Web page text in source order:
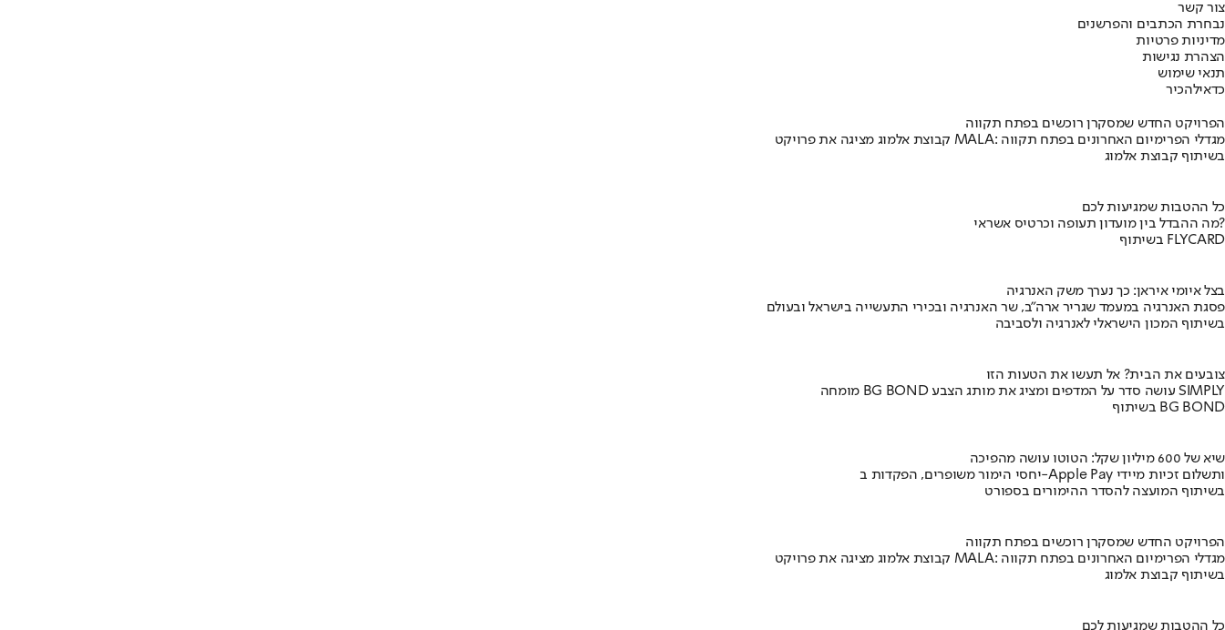
צור קשר
נבחרת הכתבים והפרשנים
מדיניות פרטיות
הצהרת נגישות
תנאי שימוש
כדאילהכיר
הפרויקט החדש שמסקרן רוכשים בפתח תקווה
קבוצת אלמוג מציגה את פרויקט MALA: מגדלי הפרימיום האחרונים בפתח תקווה
בשיתוף קבוצת אלמוג
כל ההטבות שמגיעות לכם
מה ההבדל בין מועדון תעופה וכרטיס אשראי?
בשיתוף FLYCARD
בצל איומי איראן: כך נערך משק האנרגיה
פסגת האנרגיה במעמד שגריר ארה"ב, שר האנרגיה ובכירי התעשייה בישראל ובעולם
בשיתוף המכון הישראלי לאנרגיה ולסביבה
צובעים את הבית? אל תעשו את הטעות הזו
מומחה BG BOND עושה סדר על המדפים ומציג את מותג הצבע SIMPLY
בשיתוף BG BOND
שיא של 600 מיליון שקל: הטוטו עושה מהפיכה
יחסי הימור משופרים, הפקדות ב-Apple Pay ותשלום זכיות מיידי
בשיתוף המועצה להסדר ההימורים בספורט
הפרויקט החדש שמסקרן רוכשים בפתח תקווה
קבוצת אלמוג מציגה את פרויקט MALA: מגדלי הפרימיום האחרונים בפתח תקווה
בשיתוף קבוצת אלמוג
כל ההטבות שמגיעות לכם